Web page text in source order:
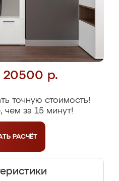
20500 р.
точную стоимость!
чем за 15 минут!
РАСЧЁТ